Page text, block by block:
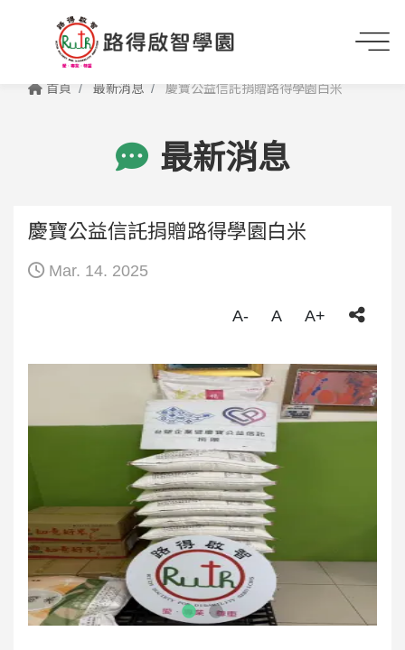
首頁 最新消息 慶寶公益信託捐贈路得學園白米
最新消息
慶寶公益信託捐贈路得學園白米
Mar. 14. 2025
A- A A+